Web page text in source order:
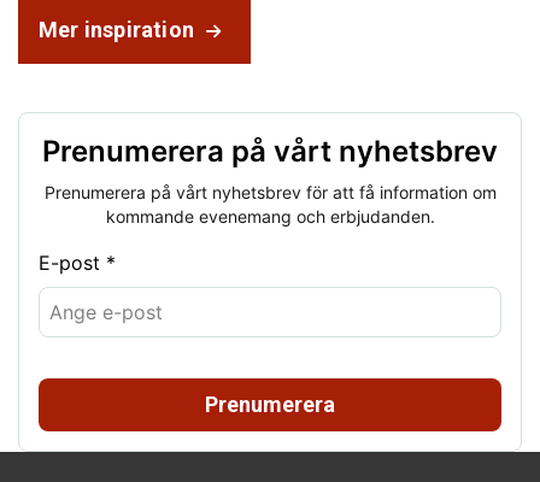
Mer inspiration
Prenumerera på vårt nyhetsbrev
Prenumerera på vårt nyhetsbrev för att få information om
kommande evenemang och erbjudanden.
E-post *
Prenumerera